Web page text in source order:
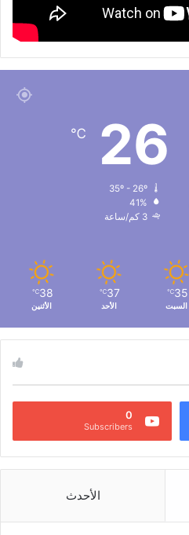
26
℃
41%
3 كم/ساعة
35
℃
السبت
37
℃
الأحد
38
℃
الأثنين
0
Subscribers
الأحدث